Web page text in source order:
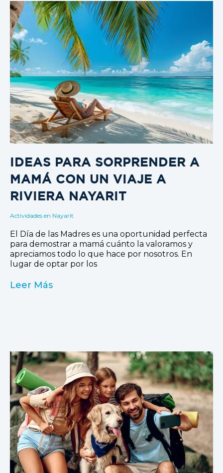
IDEAS PARA SORPRENDER A
MAMÁ CON UN VIAJE A
RIVIERA NAYARIT
Actividades en Nayarit
El Día de las Madres es una oportunidad perfecta
para demostrar a mamá cuánto la valoramos y
apreciamos todo lo que hace por nosotros. En
lugar de optar por los
Leer Más